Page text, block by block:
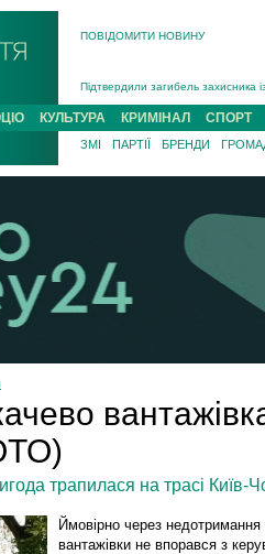
ПОВІДОМИТИ НОВИНУ
В Ужгороді попрощаються із
Підтвердили загибель
На війні з рф поліг військовий з
На Хустщині внаслідок ДТП за
Інструктора районного ТЦК на
КУЛЬТУРА КРИМІНАЛ СПОРТ
ЗМІ ПАРТІЇ БРЕНДИ
трапилася на трасі Київ-
Ймовірно через недотримання
вантажівки не впорався з